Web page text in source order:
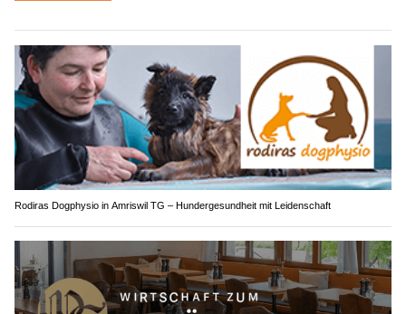
Rodiras Dogphysio in Amriswil TG – Hundergesundheit mit Leidenschaft